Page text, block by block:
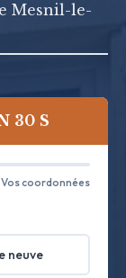
Mesnil-le-
30 S
coordonnées
neuve